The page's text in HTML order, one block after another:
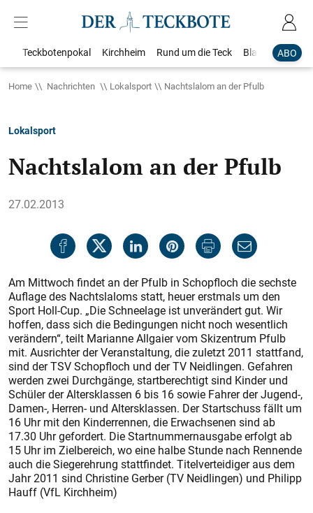
ABO
Teckbotenpokal Kirchheim Rund um die Teck Blaulicht
Home Nachrichten Lokalsport Nachtslalom an der Pfulb
Lokalsport
Nachtslalom an der Pfulb
27.02.2013
Am Mittwoch findet an der Pfulb in Schopfloch die sechste
Auflage des Nachtslaloms statt, heuer erstmals um den
Sport Holl-Cup. „Die Schneelage ist unverändert gut. Wir
hoffen, dass sich die Bedingungen nicht noch wesentlich
verändern“, teilt Marianne Allgaier vom Skizentrum Pfulb
mit. Ausrichter der Veranstaltung, die zuletzt 2011 stattfand,
sind der TSV Schopfloch und der TV Neidlingen. Gefahren
werden zwei Durchgänge, startberechtigt sind Kinder und
Schüler der Altersklassen 6 bis 16 sowie Fahrer der Jugend-,
Damen-, Herren- und Altersklassen. Der Startschuss fällt um
16 Uhr mit den Kinderrennen, die Erwachsenen sind ab
17.30 Uhr gefordert. Die Startnummernausgabe erfolgt ab
15 Uhr im Zielbereich, wo eine halbe Stunde nach Rennende
auch die Siegerehrung stattfindet. Titelverteidiger aus dem
Jahr 2011 sind Christine Gerber (TV Neidlingen) und Philipp
Hauff (VfL Kirchheim)